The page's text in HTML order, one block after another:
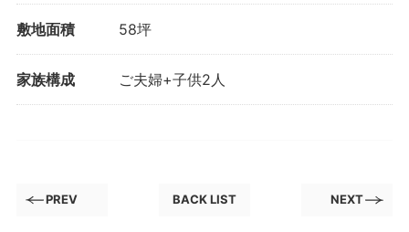
敷地面積 58坪
家族構成 ご夫婦+子供2人
PREV BACK LIST NEXT